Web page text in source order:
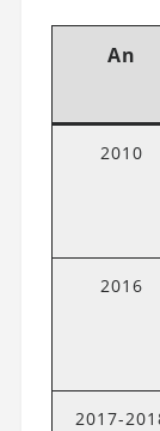
An
2010
2016
2017-